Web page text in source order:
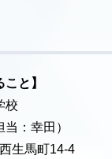
と】
校
：幸田）
生馬町14-4